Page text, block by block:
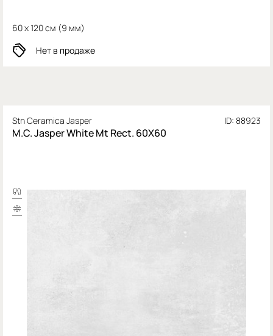
60 x 120 см (9 мм)
Нет в продаже
Stn Ceramica Jasper ID: 88923
M.C. Jasper White Mt Rect. 60X60